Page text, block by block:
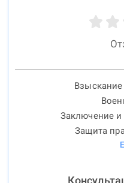
Заключение и
Защита